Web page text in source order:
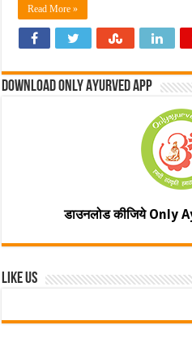
Read More »
Download Only Ayurved App
डाउनलोड कीजिये Only
Like Us